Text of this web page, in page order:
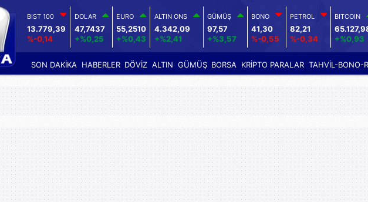
BIST 100
13.779,39
%-0,14
DOLAR
47,7437
+%0,25
EURO
55,2510
+%0,43
ALTIN ONS
4.342,09
+%2,41
GÜMÜŞ
97,57
+%3,57
BONO
41,30
%-0,55
PETROL
82,21
%-0,34
BITCOIN
+%0,93
SON DAKİKA HABERLER DÖVİZ ALTIN GÜMÜŞ BORSA KRİPTO PARALAR TAHVİL-BONO-